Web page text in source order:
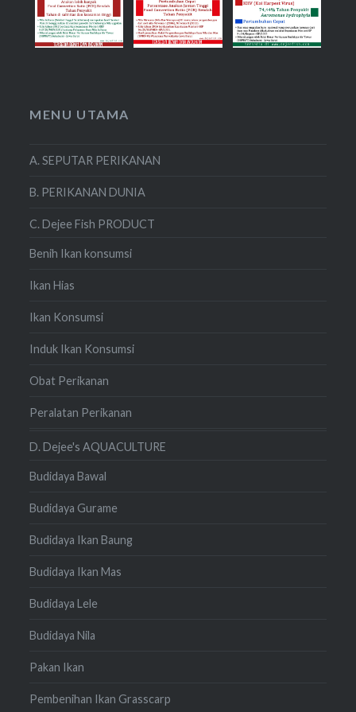
MENU UTAMA
A. SEPUTAR PERIKANAN
B. PERIKANAN DUNIA
C. Dejee Fish PRODUCT
Benih Ikan konsumsi
Ikan Hias
Ikan Konsumsi
Induk Ikan Konsumsi
Obat Perikanan
Peralatan Perikanan
D. Dejee's AQUACULTURE
Budidaya Bawal
Budidaya Gurame
Budidaya Ikan Baung
Budidaya Ikan Mas
Budidaya Lele
Budidaya Nila
Pakan Ikan
Pembenihan Ikan Grasscarp